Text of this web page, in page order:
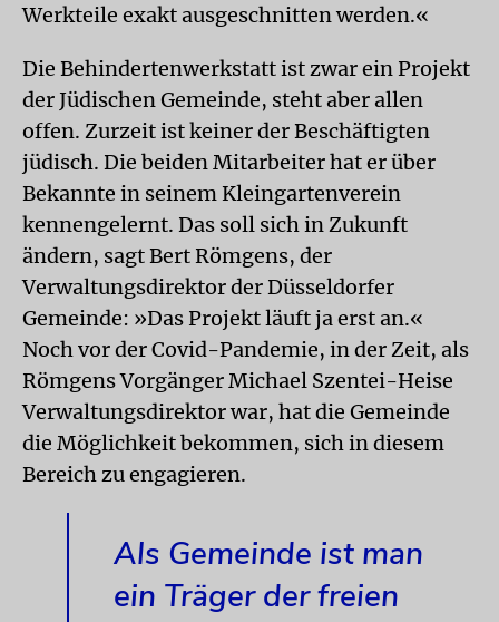
Werkteile exakt ausgeschnitten werden.«
Die Behindertenwerkstatt ist zwar ein Projekt
der Jüdischen Gemeinde, steht aber allen
offen. Zurzeit ist keiner der Beschäftigten
jüdisch. Die beiden Mitarbeiter hat er über
Bekannte in seinem Kleingartenverein
kennengelernt. Das soll sich in Zukunft
ändern, sagt Bert Römgens, der
Verwaltungsdirektor der Düsseldorfer
Gemeinde: »Das Projekt läuft ja erst an.«
Noch vor der Covid-Pandemie, in der Zeit, als
Römgens Vorgänger Michael Szentei-Heise
Verwaltungsdirektor war, hat die Gemeinde
die Möglichkeit bekommen, sich in diesem
Bereich zu engagieren.
Als Gemeinde ist man
ein Träger der freien